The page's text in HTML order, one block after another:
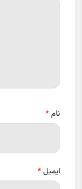
نام*
ایمیل*